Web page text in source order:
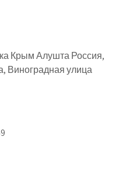
Крым Алушта Россия,
Виноградная улица